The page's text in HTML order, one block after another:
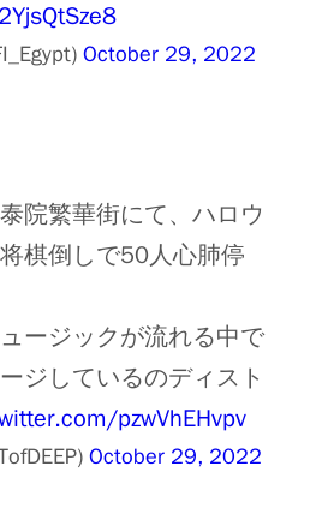
October 29, 2022
院繁華街にて、ハロウ
棋倒しで50人心肺停
ージックが流れる中で
ジしているのディスト
pzwVhEHvpv
October 29, 2022